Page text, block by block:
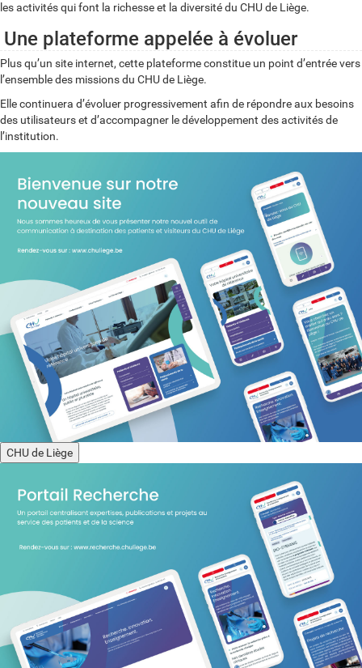
les activités qui font la richesse et la diversité du CHU de Liège.
Une plateforme appelée à évoluer
Plus qu’un site internet, cette plateforme constitue un point d’entrée vers
l’ensemble des missions du CHU de Liège.
Elle continuera d’évoluer progressivement afin de répondre aux besoins
des utilisateurs et d’accompagner le développement des activités de
l’institution.
CHU de Liège